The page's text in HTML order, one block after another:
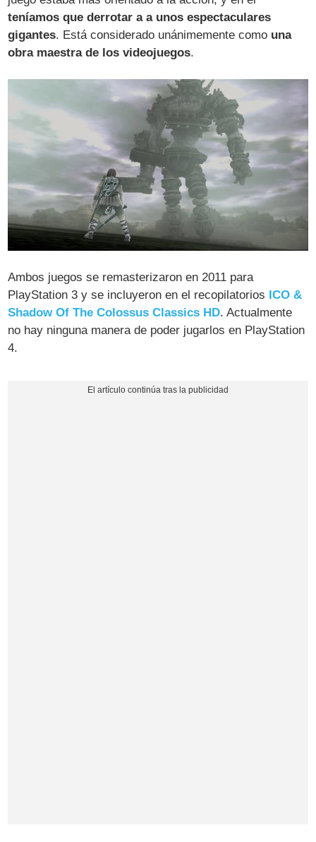
teníamos que derrotar a a unos espectaculares
gigantes. Está considerado unánimemente como una
obra maestra de los videojuegos.
Ambos juegos se remasterizaron en 2011 para
PlayStation 3 y se incluyeron en el recopilatorios ICO &
Shadow Of The Colossus Classics HD. Actualmente
no hay ninguna manera de poder jugarlos en PlayStation
4.